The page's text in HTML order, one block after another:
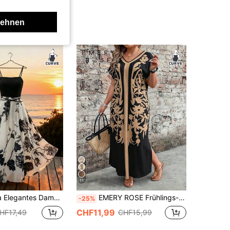
in großen Größen mit Blumenmuster und Spaghettiträgern
11
-25% EMERY ROSE Frühlings-Damenkleid mit Farbblock-Muster, Kurzarm, Große Größen
CHF11,99 CHF15,99